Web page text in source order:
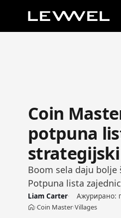
Coin
potpuna
Boom sela daju bolje
Potpuna lista
Liam Carter Ажурирано:
Početna
›Coin Master›Villages